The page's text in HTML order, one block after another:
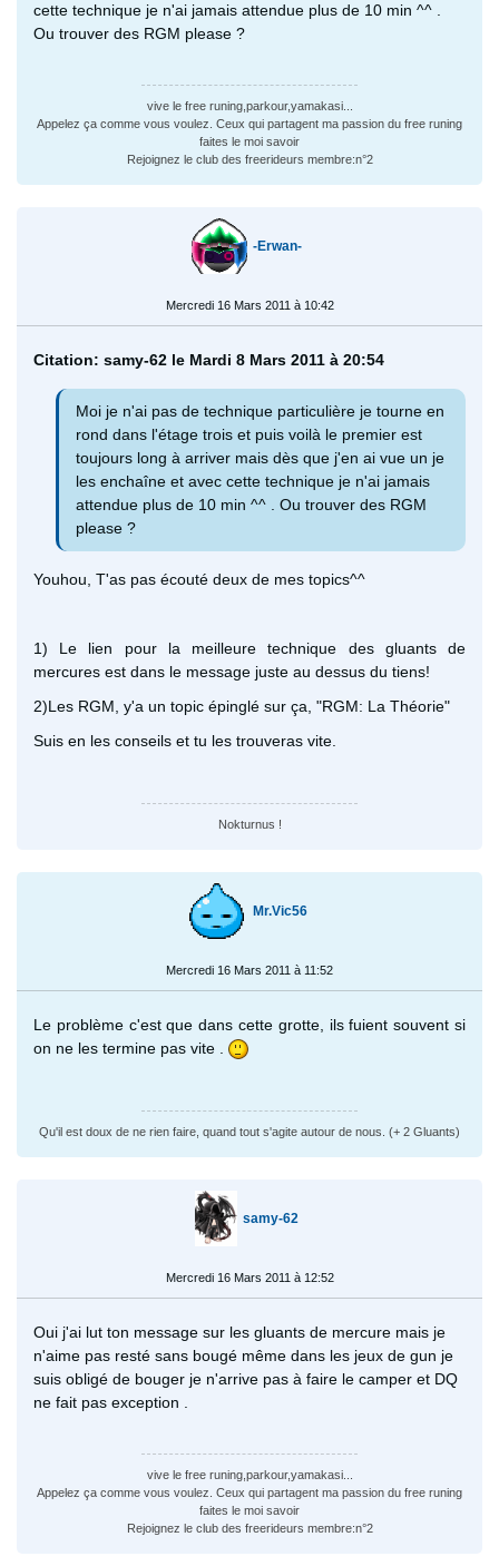
cette technique je n'ai jamais attendue plus de 10 min ^^ .
Ou trouver des RGM please ?
vive le free runing,parkour,yamakasi...
Appelez ça comme vous voulez. Ceux qui partagent ma passion du free runing
faites le moi savoir
Rejoignez le club des freerideurs membre:n°2
-Erwan-
Mercredi 16 Mars 2011 à 10:42
Citation: samy-62 le Mardi 8 Mars 2011 à 20:54
Moi je n'ai pas de technique particulière je tourne en
rond dans l'étage trois et puis voilà le premier est
toujours long à arriver mais dès que j'en ai vue un je
les enchaîne et avec cette technique je n'ai jamais
attendue plus de 10 min ^^ . Ou trouver des RGM
please ?
Youhou, T'as pas écouté deux de mes topics^^
1) Le lien pour la meilleure technique des gluants de
mercures est dans le message juste au dessus du tiens!
2)Les RGM, y'a un topic épinglé sur ça, "RGM: La Théorie"
Suis en les conseils et tu les trouveras vite.
Nokturnus !
Mr.Vic56
Mercredi 16 Mars 2011 à 11:52
Le problème c'est que dans cette grotte, ils fuient souvent si
on ne les termine pas vite .
Qu'il est doux de ne rien faire, quand tout s'agite autour de nous. (+ 2 Gluants)
samy-62
Mercredi 16 Mars 2011 à 12:52
Oui j'ai lut ton message sur les gluants de mercure mais je
n'aime pas resté sans bougé même dans les jeux de gun je
suis obligé de bouger je n'arrive pas à faire le camper et DQ
ne fait pas exception .
vive le free runing,parkour,yamakasi...
Appelez ça comme vous voulez. Ceux qui partagent ma passion du free runing
faites le moi savoir
Rejoignez le club des freerideurs membre:n°2